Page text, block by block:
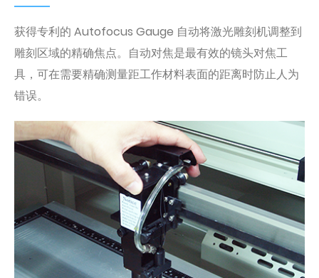
获得专利的 Autofocus Gauge 自动将激光雕刻机调整到
雕刻区域的精确焦点。自动对焦是最有效的镜头对焦工
具，可在需要精确测量距工作材料表面的距离时防止人为
错误。